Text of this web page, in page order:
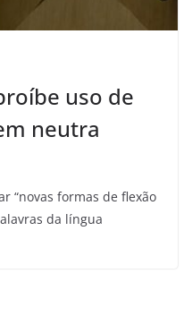
uso de
neutra
“novas formas de flexão
da língua